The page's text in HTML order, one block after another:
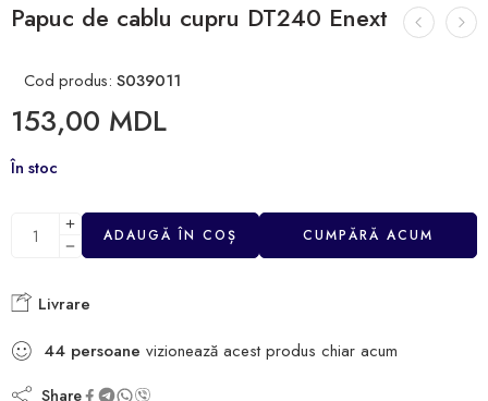
Papuc de cablu cupru DT240 Enext
Cod produs: S039011
153,00 MDL
În stoc
ADAUGĂ ÎN COȘ CUMPĂRĂ ACUM
Livrare
44 persoane vizionează acest produs chiar acum
Share